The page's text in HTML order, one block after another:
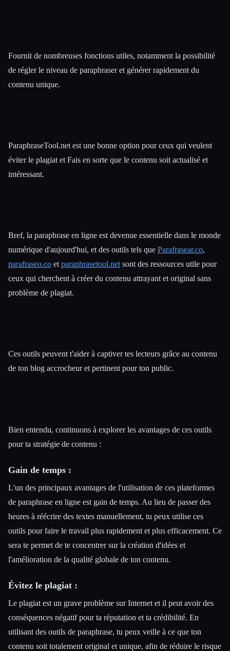
Fournit de nombreuses fonctions utiles, notamment la possibilité
de régler le niveau de paraphraser et générer rapidement du
contenu unique.
ParaphraseTool.net est une bonne option pour ceux qui veulent
éviter le plagiat et Fais en sorte que le contenu soit actualisé et
intéressant.
Bref, la paraphrase en ligne est devenue essentielle dans le monde
numérique d'aujourd'hui, et des outils tels que Parafrasear.co,
parafraseo.co et paraphrasetool.net sont des ressources utile pour
ceux qui cherchent à créer du contenu attrayant et original sans
problème de plagiat.
Ces outils peuvent t'aider à captiver tes lecteurs grâce au contenu
de ton blog accrocheur et pertinent pour ton public.
Bien entendu, continuons à explorer les avantages de ces outils
pour ta stratégie de contenu :
Gain de temps :
L'un des principaux avantages de l'utilisation de ces plateformes
de paraphrase en ligne est gain de temps. Au lieu de passer des
heures à réécrire des textes manuellement, tu peux utilise ces
outils pour faire le travail plus rapidement et plus efficacement. Ce
sera te permet de te concentrer sur la création d'idées et
l'amélioration de la qualité globale de ton contenu.
Évitez le plagiat :
Le plagiat est un grave problème sur Internet et il peut avoir des
conséquences négatif pour ta réputation et ta crédibilité. En
utilisant des outils de paraphrase, tu peux veille à ce que ton
contenu soit totalement original et unique, afin de réduire le risque